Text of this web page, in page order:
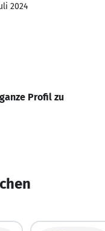
2024
Profil zu